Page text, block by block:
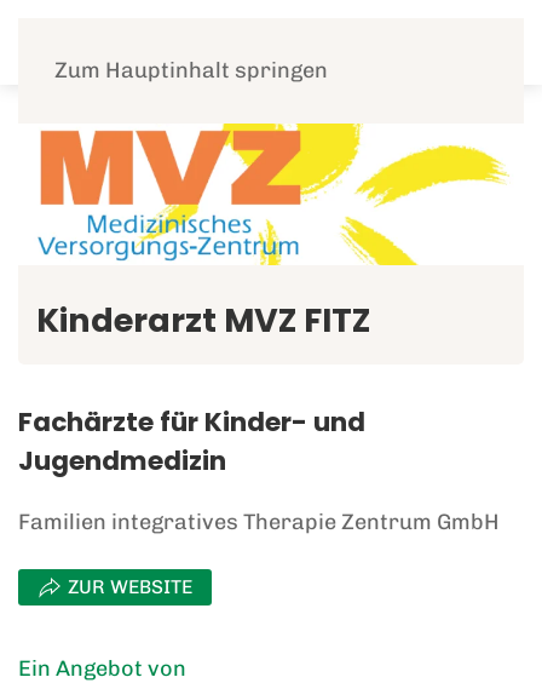
Zum Hauptinhalt springen
Kinderarzt MVZ FITZ
Fachärzte für Kinder- und
Jugendmedizin
Familien integratives Therapie Zentrum GmbH
ZUR WEBSITE
Ein Angebot von